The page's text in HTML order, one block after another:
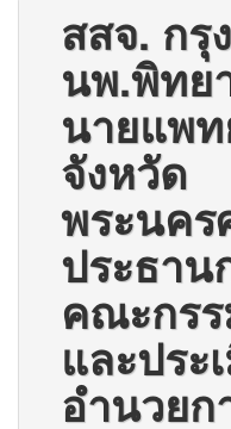
สสจ. กรุ
นพ.พิทย
นายแพ
จังหวัด
พระนคร
ประธาน
คณะกร
และปร
อำนวยก